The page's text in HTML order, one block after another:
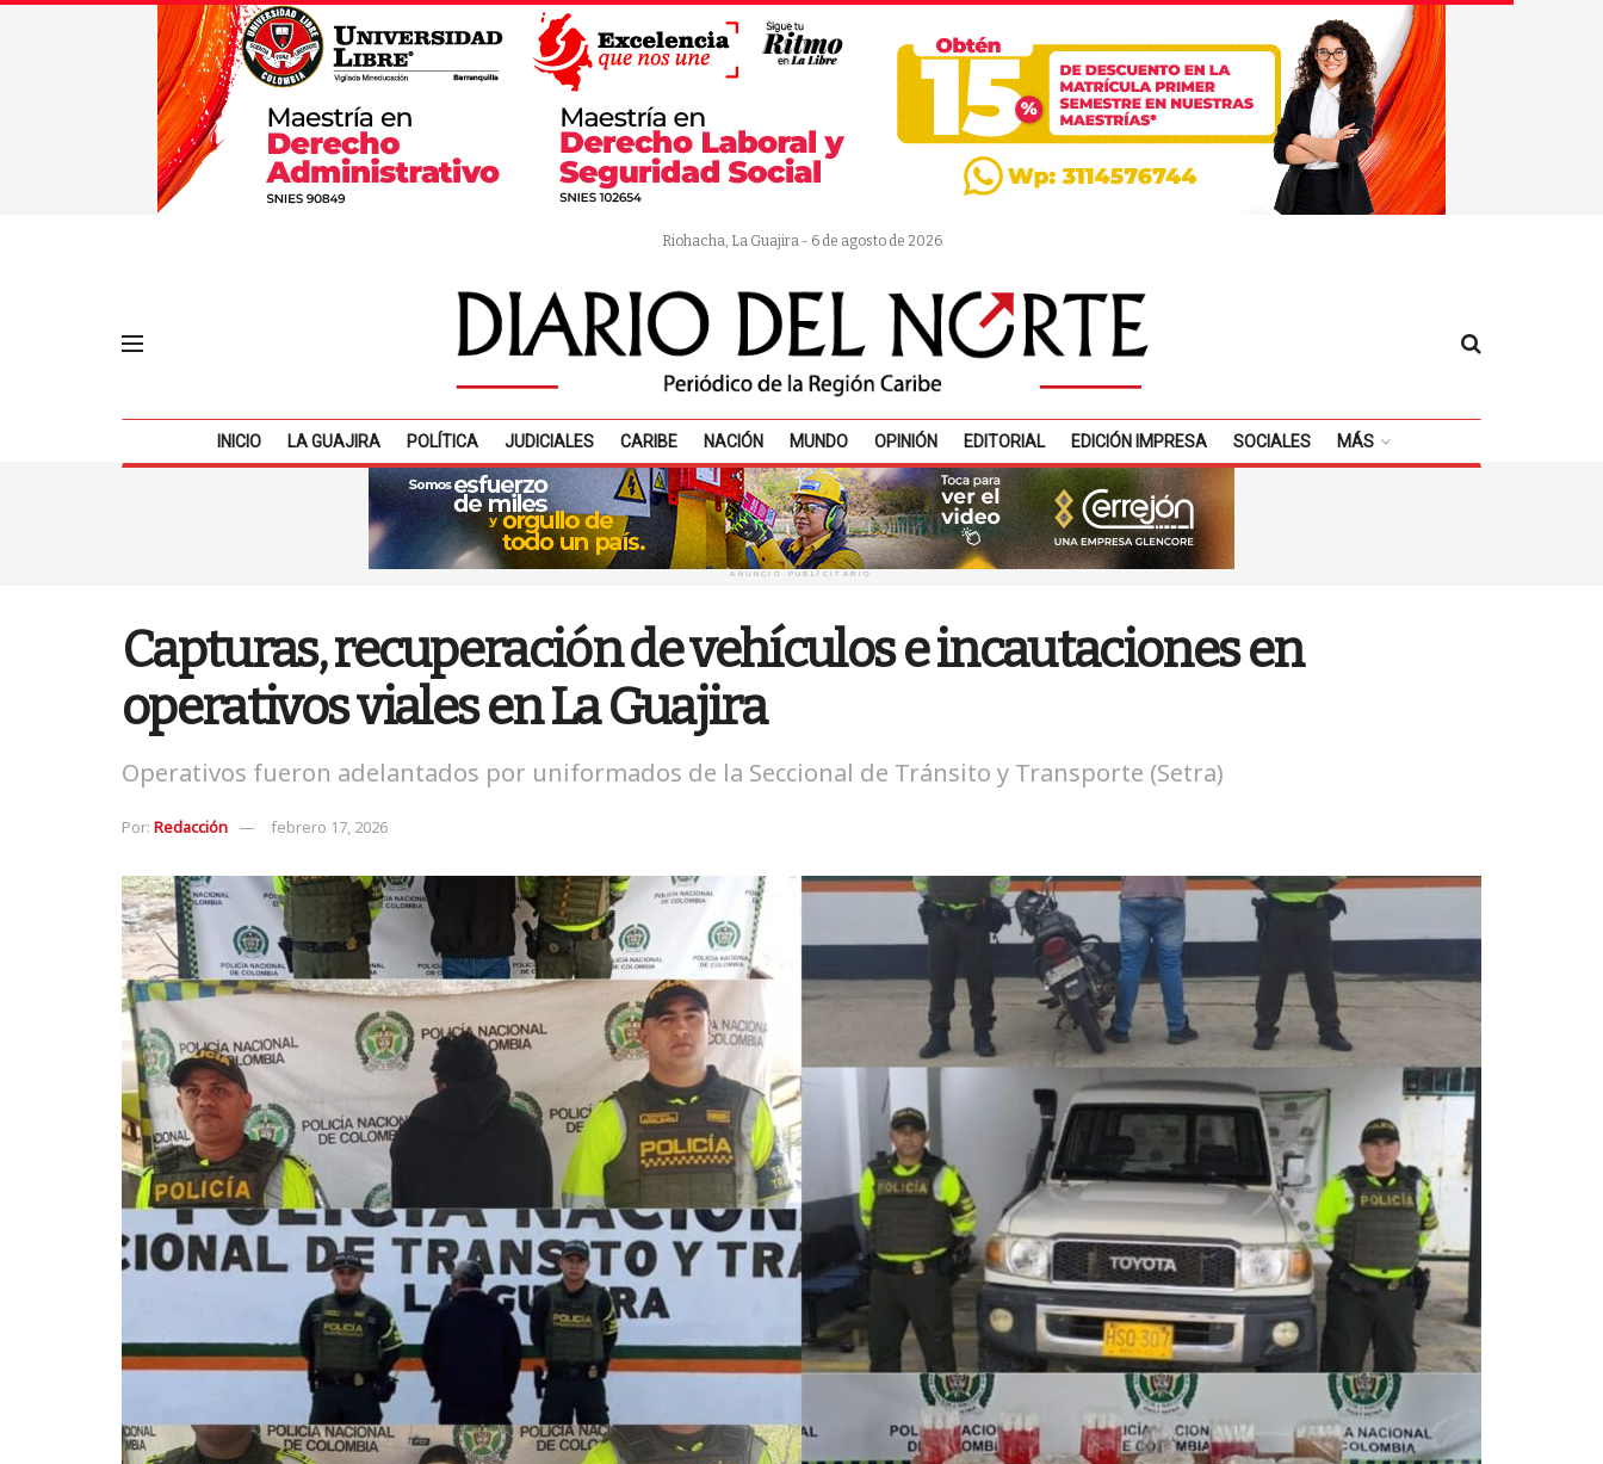
Riohacha, La Guajira - 6 de agosto de 2026
INICIO LA GUAJIRA POLÍTICA JUDICIALES CARIBE NACIÓN MUNDO OPINIÓN EDITORIAL EDICIÓN IMPRESA SOCIALES MÁS
ANUNCIO PUBLICITARIO
Capturas, recuperación de vehículos e incautaciones en
operativos viales en La Guajira
Operativos fueron adelantados por uniformados de la Seccional de Tránsito y Transporte (Setra)
Por: Redacción febrero 17, 2026